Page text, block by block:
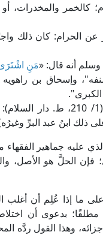
كالخمر والمخدرات،
عن الحرام: كان ذلك
وسلم أنه قال: «مَنِ
وإسحاق بن
قال الحافظ ابن رجب الحنبلي في "جامع
ذلك ابنُ عبد البرِّ
عليه جماهير الفقهاء
فإن الحلَّ هو الأصل،
ما إذا عُلِم أن أغلب
بدعوى أن
وهذا القول ردَّه